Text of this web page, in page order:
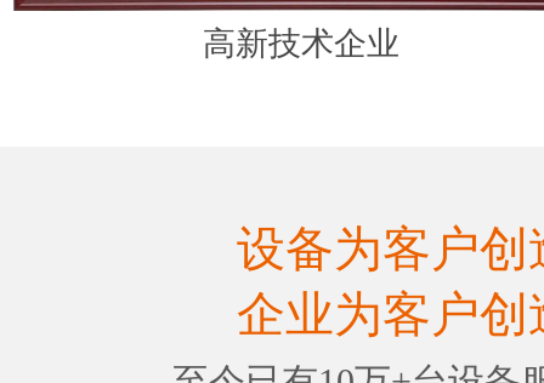
高新技术企业
设备为客户创
企业为客户创